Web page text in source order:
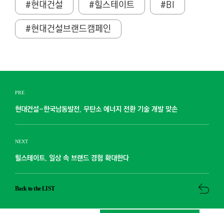
#현대건설 #힐스테이트
#BI
#현대건설브랜드캠페인
PRE
현대건설-한국남동발전, 무탄소 에너지 전환 기술 개발 맞손
NEXT
힐스테이트, 일상 속 브랜드 경험 확대한다
Back to the LIST